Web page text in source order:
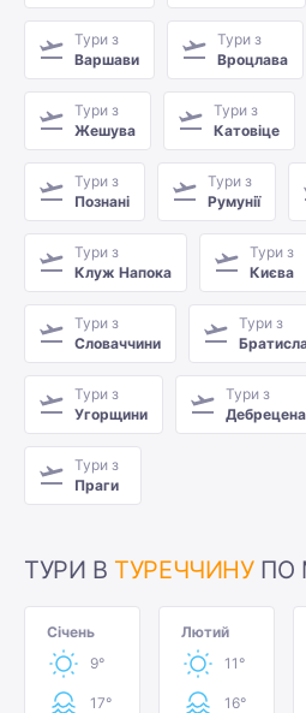
Тури з
Варшави
Тури з
Вроцлава
Тури з
Жешува
Тури з
Катовіце
Тури з
Познані
Тури з
Румунії
Тури з
Клуж Напока
Тури з
Києва
Тури з
Словаччини
Тури з
Тури з
Угорщини
Тури з
Дебрецена
Тури з
Праги
ТУРИ В ТУРЕЧЧИНУПО
Січень
9°
17°
Лютий
11°
16°